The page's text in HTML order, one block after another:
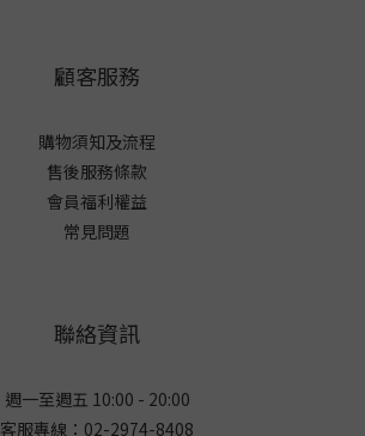
顧客服務
購物須知及流程
售後服務條款
會員福利權益
常見問題
聯絡資訊
週一至週五 10:00 - 20:00
客服專線：02-2974-8408